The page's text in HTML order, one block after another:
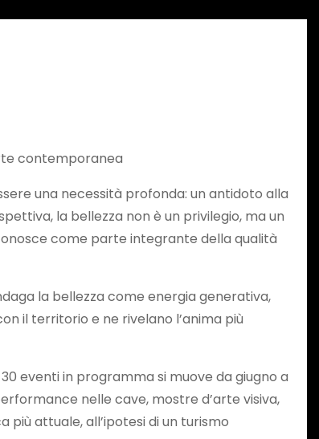
contemporanea
una necessità profonda: un antidoto alla
la bellezza non è un privilegio, ma un
come parte integrante della qualità
la bellezza come energia generativa,
il territorio e ne rivelano l’anima più
30 eventi in programma si muove da giugno a
nelle cave, mostre d’arte visiva,
attuale, all’ipotesi di un turismo